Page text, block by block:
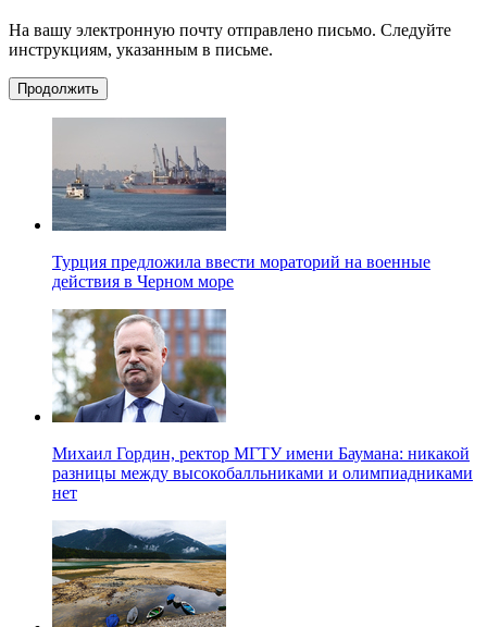
На вашу электронную почту отправлено письмо. Следуйте
инструкциям, указанным в письме.
Продолжить
Турция предложила ввести мораторий на военные
действия в Черном море
Михаил Гордин, ректор МГТУ имени Баумана: никакой
разницы между высокобалльниками и олимпиадниками
нет